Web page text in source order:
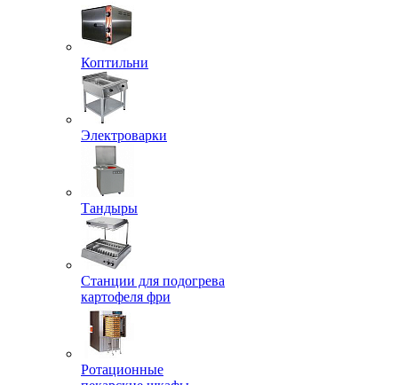
Коптильни
Электроварки
Тандыры
Станции для подогрева
картофеля фри
Ротационные